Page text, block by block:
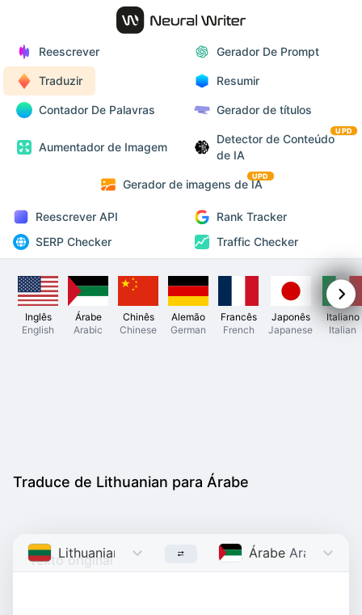
Reescrever Gerador De Prompt
Traduzir Resumir
Contador De Palavras Gerador de títulos
Aumentador de Imagem
Detector de Conteúdo
de IA
UPD
Gerador de imagens de IA
UPD
Reescrever API
Rank Tracker
SERP Checker
Traffic Checker
Inglês
English
Árabe
Arabic
Chinês
Chinese
Alemão
German
Francês
French
Japonês
Japanese
Italiano
Italian
Traduce de Lithuanian para Árabe
Lithuanian Lithuanian Árabe Arabic